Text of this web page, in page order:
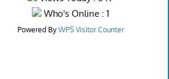
Who's Online : 1
Powered ByWPS Visitor Counter